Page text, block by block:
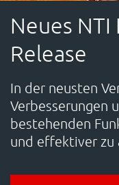
SUPPORT
Brauchen Sie
Zentrale: +49 89
Neues NTI
Release
In der neusten
Verbesserungen
bestehenden
und effektiver zu